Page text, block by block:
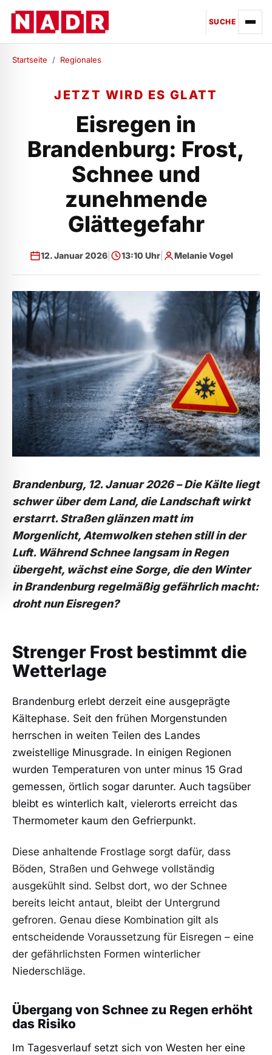
SUCHE
Startseite / Regionales
JETZT WIRD ES GLATT
Eisregen in
Brandenburg: Frost,
Schnee und
zunehmende
Glättegefahr
12. Januar 2026 13:10 Uhr Melanie Vogel
Brandenburg, 12. Januar 2026 –Die Kälte liegt
schwer über dem Land, die Landschaft wirkt
erstarrt. Straßen glänzen matt im
Morgenlicht, Atemwolken stehen still in der
Luft. Während Schnee langsam in Regen
übergeht, wächst eine Sorge, die den Winter
in Brandenburg regelmäßig gefährlich macht:
droht nun Eisregen?
Strenger Frost bestimmt die
Wetterlage
Brandenburg erlebt derzeit eine ausgeprägte
Kältephase. Seit den frühen Morgenstunden
herrschen in weiten Teilen des Landes
zweistellige Minusgrade. In einigen Regionen
wurden Temperaturen von unter minus 15 Grad
gemessen, örtlich sogar darunter. Auch tagsüber
bleibt es winterlich kalt, vielerorts erreicht das
Thermometer kaum den Gefrierpunkt.
Diese anhaltende Frostlage sorgt dafür, dass
Böden, Straßen und Gehwege vollständig
ausgekühlt sind. Selbst dort, wo der Schnee
bereits leicht antaut, bleibt der Untergrund
gefroren. Genau diese Kombination gilt als
entscheidende Voraussetzung für Eisregen – eine
der gefährlichsten Formen winterlicher
Niederschläge.
Übergang von Schnee zu Regen erhöht
das Risiko
Im Tagesverlauf setzt sich von Westen her eine